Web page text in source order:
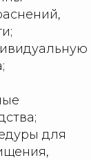
для